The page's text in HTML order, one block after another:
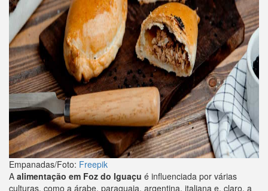
Empanadas/Foto: Freepik
A alimentação em Foz do Iguaçu é influenciada por várias
culturas, como a árabe, paraguaia, argentina, italiana e, claro, a